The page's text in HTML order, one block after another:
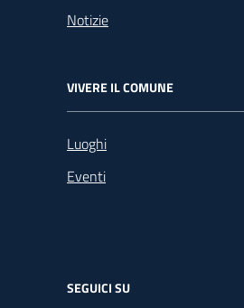
Notizie
VIVERE IL COMUNE
Luoghi
Eventi
SEGUICI SU